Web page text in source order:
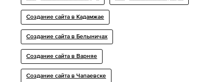
Создание сайта в Кадамжае
Создание сайта в Белыничах
Создание сайта в Варняе
Создание сайта в Чапаевске